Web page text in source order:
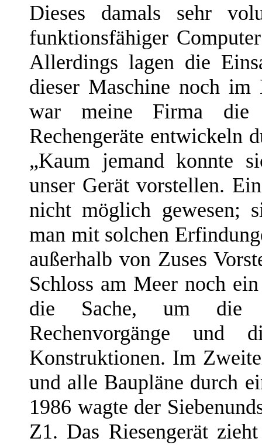
Dieses damals sehr
funktionsfähiger
Allerdings lagen die
dieser Maschine noch im
war meine Firma die
Rechengeräte entwickeln
„Kaum jemand konnte
unser Gerät vorstellen.
nicht möglich gewesen;
man mit solchen
außerhalb von Zuses
Schloss am Meer noch
die Sache, um die
Rechenvorgänge
Konstruktionen. Im
und alle Baupläne durch
1986 wagte der
Z1. Das Riesengerät